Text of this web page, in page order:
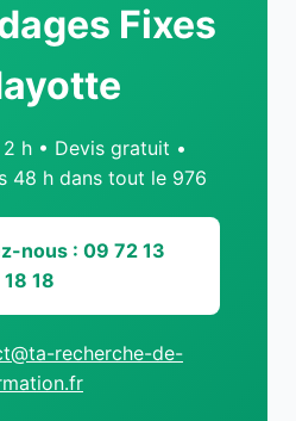
Fixes
2 h • Devis gratuit •
48 h dans tout le 976
nous : 09 72 13
18 18
recherche-de-